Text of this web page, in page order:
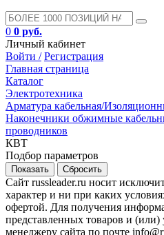
0 0 руб.
Личный кабинет
Войти / Регистрация
Главная страница
Каталог
Электротехника
Арматура кабельная/
Наконечники обжимные
проводников
КВТ
Подбор параметров
Сайт russleader.ru носит
характер и ни при каких
офертой. Для получения
представленных товаров и (или)
менеджеру сайта по почте